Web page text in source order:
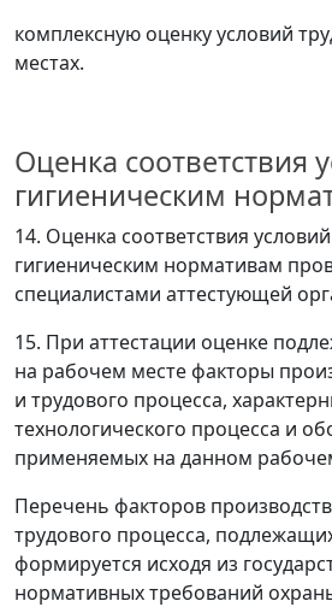
комплексную оценку условий
местах.
Оценка соответствия
гигиеническим
14. Оценка соответствия
гигиеническим нормативам
специалистами аттестующей
15. При аттестации оценке
на рабочем месте факторы
и трудового процесса,
технологического процесса и
применяемых на данном
Перечень факторов
трудового процесса,
формируется исходя из
нормативных требований